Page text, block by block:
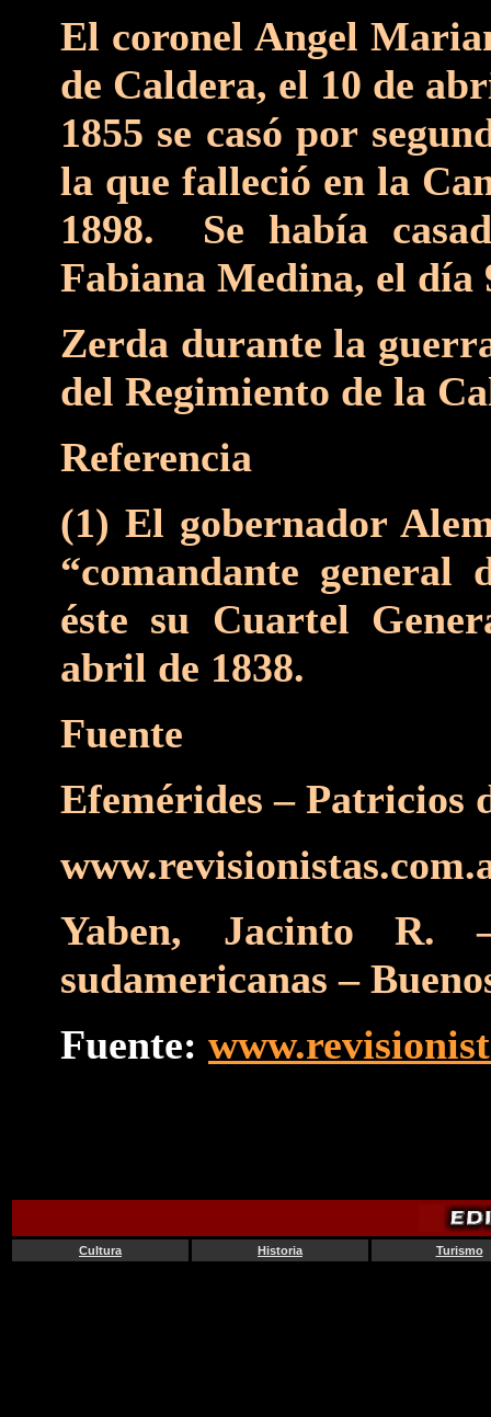
El coronel Angel
de Caldera, el 10 de
1855 se casó por
la que falleció en la
1898. Se había
Fabiana Medina, el día
Zerda durante la
del Regimiento de la
Referencia
(1) El gobernador
“comandante general
éste su Cuartel
abril de 1838.
Fuente
Efemérides – Patricios
Yaben, Jacinto R.
sudamericanas –
Fuente:
Cultura Historia Turismo